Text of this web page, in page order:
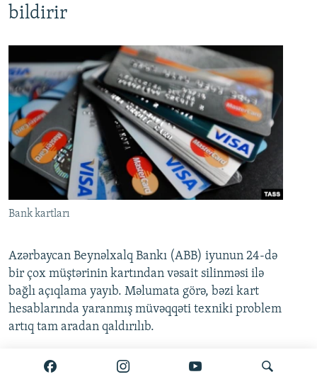
bildirir
Bank kartları
Azərbaycan Beynəlxalq Bankı (ABB) iyunun 24-də
bir çox müştərinin kartından vəsait silinməsi ilə
bağlı açıqlama yayıb. Məlumata görə, bəzi kart
hesablarında yaranmış müvəqqəti texniki problem
artıq tam aradan qaldırılıb.